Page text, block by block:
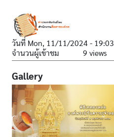
วันที่ Mon, 11/11/2024 - 19:03
จำนวนผู้เข้าชม
9 views
Gallery